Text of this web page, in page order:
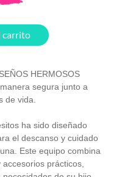
carrito
HERMOSOS
segura junto a
de vida.
ha sido diseñado
el descanso y cuidado
Este equipo combina
prácticos,